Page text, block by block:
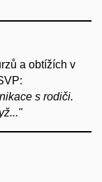
a obtížích v
s rodiči.